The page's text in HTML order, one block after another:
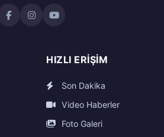
HIZLI ERIŞIM
Son Dakika
Video Haberler
Foto Galeri